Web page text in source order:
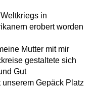
in
erobert worden
Mutter mit mir
gestaltete sich
Gut
Gepäck Platz